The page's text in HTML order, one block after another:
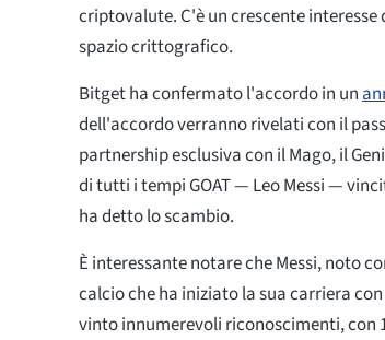
criptovalute. C'è un crescente
spazio crittografico.
Bitget ha confermato l'accordo in un
dell'accordo verranno rivelati con il
partnership esclusiva con il Mago, il
di tutti i tempi GOAT — Leo Messi —
ha detto lo scambio.
È interessante notare che Messi, noto
calcio che ha iniziato la sua carriera
vinto innumerevoli riconoscimenti,